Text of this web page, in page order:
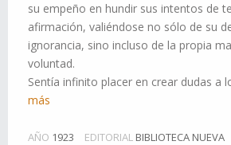
su empeño en hundir sus intentos de
afirmación, valiéndose no sólo de su
ignorancia, sino incluso de la propia
voluntad.
Sentía infinito placer en crear dudas a
más
AÑO 1923 EDITORIAL BIBLIOTECA NUEVA